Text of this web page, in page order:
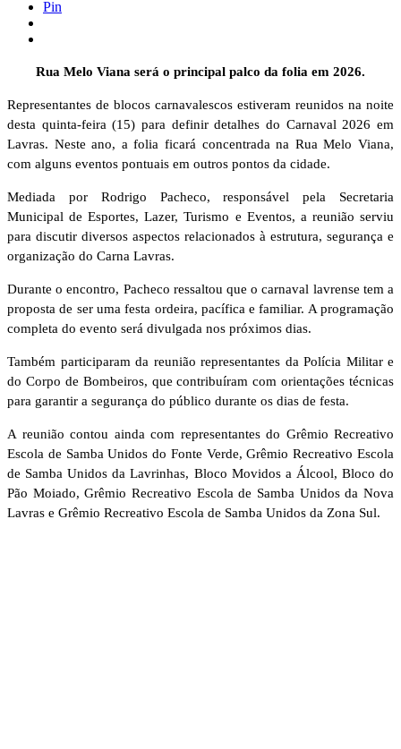
Pin
Rua Melo Viana será o principal palco da folia em 2026.
Representantes de blocos carnavalescos estiveram reunidos na noite
desta quinta-feira (15) para definir detalhes do Carnaval 2026 em
Lavras. Neste ano, a folia ficará concentrada na Rua Melo Viana,
com alguns eventos pontuais em outros pontos da cidade.
Mediada por Rodrigo Pacheco, responsável pela Secretaria
Municipal de Esportes, Lazer, Turismo e Eventos, a reunião serviu
para discutir diversos aspectos relacionados à estrutura, segurança e
organização do Carna Lavras.
Durante o encontro, Pacheco ressaltou que o carnaval lavrense tem a
proposta de ser uma festa ordeira, pacífica e familiar. A programação
completa do evento será divulgada nos próximos dias.
Também participaram da reunião representantes da Polícia Militar e
do Corpo de Bombeiros, que contribuíram com orientações técnicas
para garantir a segurança do público durante os dias de festa.
A reunião contou ainda com representantes do Grêmio Recreativo
Escola de Samba Unidos do Fonte Verde, Grêmio Recreativo Escola
de Samba Unidos da Lavrinhas, Bloco Movidos a Álcool, Bloco do
Pão Moiado, Grêmio Recreativo Escola de Samba Unidos da Nova
Lavras e Grêmio Recreativo Escola de Samba Unidos da Zona Sul.